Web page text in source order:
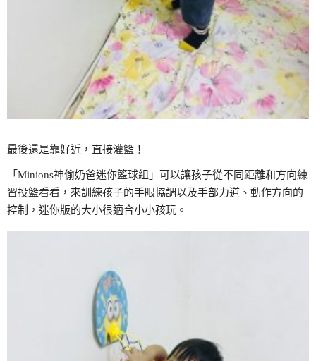
最後還是靠好近，直接灌籃！
「Minions神偷奶爸迷你籃球組」可以讓孩子從不同距離和方向練
習投籃看看，來訓練孩子的手眼協調以及手部力道、動作方向的
控制，迷你版的大小很適合小小孩玩。